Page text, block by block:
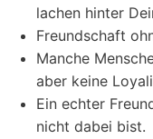
lachen hinter
Freundschaft
Manche
aber keine
Ein echter
nicht dabei bist.